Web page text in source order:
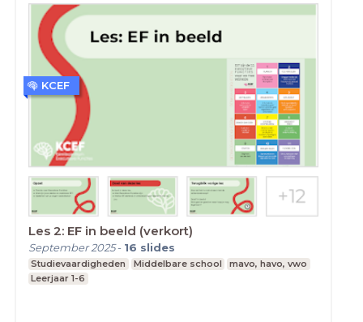
Les 2: EF in beeld (verkort)
September 2025- 16 slides
Studievaardigheden Middelbare school
mavo, havo, vwo
Leerjaar 1-6
KCEF